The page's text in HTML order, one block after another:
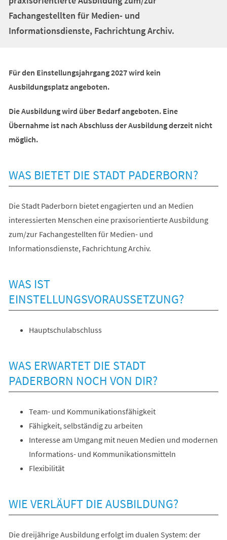
Fachangestellten für Medien- und
Informationsdienste, Fachrichtung Archiv.
Für den Einstellungsjahrgang 2027 wird kein
Ausbildungsplatz angeboten.
Die Ausbildung wird über Bedarf angeboten. Eine
Übernahme ist nach Abschluss der Ausbildung derzeit nicht
möglich.
WAS BIETET DIE STADT PADERBORN?
Die Stadt Paderborn bietet engagierten und an Medien
interessierten Menschen eine praxisorientierte Ausbildung
zum/zur Fachangestellten für Medien- und
Informationsdienste, Fachrichtung Archiv.
WAS IST
EINSTELLUNGSVORAUSSETZUNG?
Hauptschulabschluss
WAS ERWARTET DIE STADT
PADERBORN NOCH VON DIR?
Team- und Kommunikationsfähigkeit
Fähigkeit, selbständig zu arbeiten
Interesse am Umgang mit neuen Medien und modernen
Informations- und Kommunikationsmitteln
Flexibilität
WIE VERLÄUFT DIE AUSBILDUNG?
Die dreijährige Ausbildung erfolgt im dualen System: der